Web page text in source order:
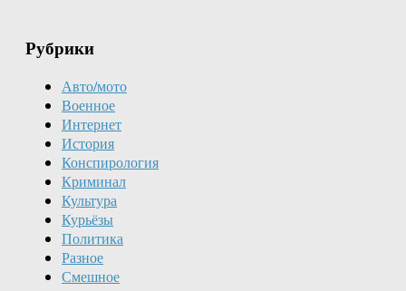
Рубрики
Авто/мото
Военное
Интернет
История
Конспирология
Криминал
Культура
Курьёзы
Политика
Разное
Смешное